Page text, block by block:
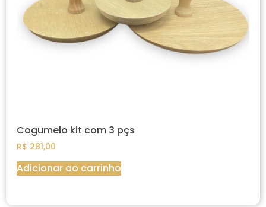
Cogumelo kit com 3 pçs
R$ 281,00
Adicionar ao carrinho